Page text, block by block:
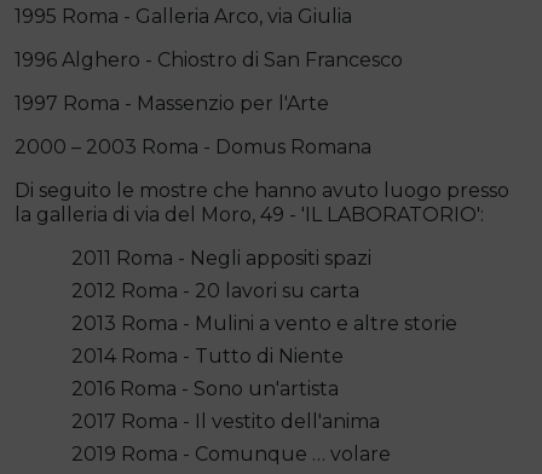
1995 Roma - Galleria Arco, via Giulia
1996 Alghero - Chiostro di San Francesco
1997 Roma - Massenzio per l'Arte
2000 – 2003 Roma - Domus Romana
Di seguito le mostre che hanno avuto luogo presso
la galleria di via del Moro, 49 - 'IL LABORATORIO':
2011 Roma - Negli appositi spazi
2012 Roma - 20 lavori su carta
2013 Roma - Mulini a vento e altre storie
2014 Roma - Tutto di Niente
2016 Roma - Sono un'artista
2017 Roma - Il vestito dell'anima
2019 Roma - Comunque … volare